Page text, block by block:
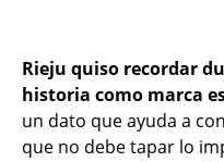
Rieju quiso recordar
historia como marca
un dato que ayuda a
que no debe tapar lo